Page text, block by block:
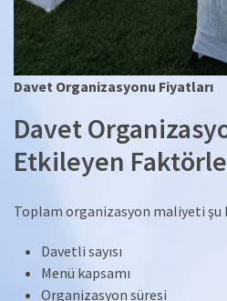
Davet Organizasyonu Fiyatları
Davet
Etkileyen
Toplam organizasyon maliyeti
Davetli sayısı
Menü kapsamı
Organizasyon süresi